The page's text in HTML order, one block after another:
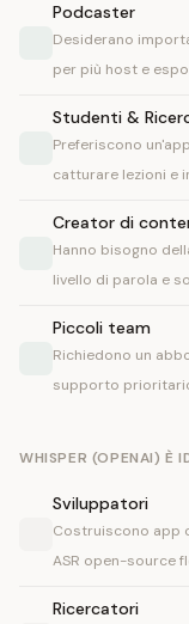
Podcaster
Desiderano
per più host e
Studenti &
Preferiscono
catturare lezioni e
Creator di
Hanno bisogno
livello di parola e
Piccoli team
Richiedono un
supporto
WHISPER (OPENAI) È
Sviluppatori
Costruiscono app
ASR open-source
Ricercatori